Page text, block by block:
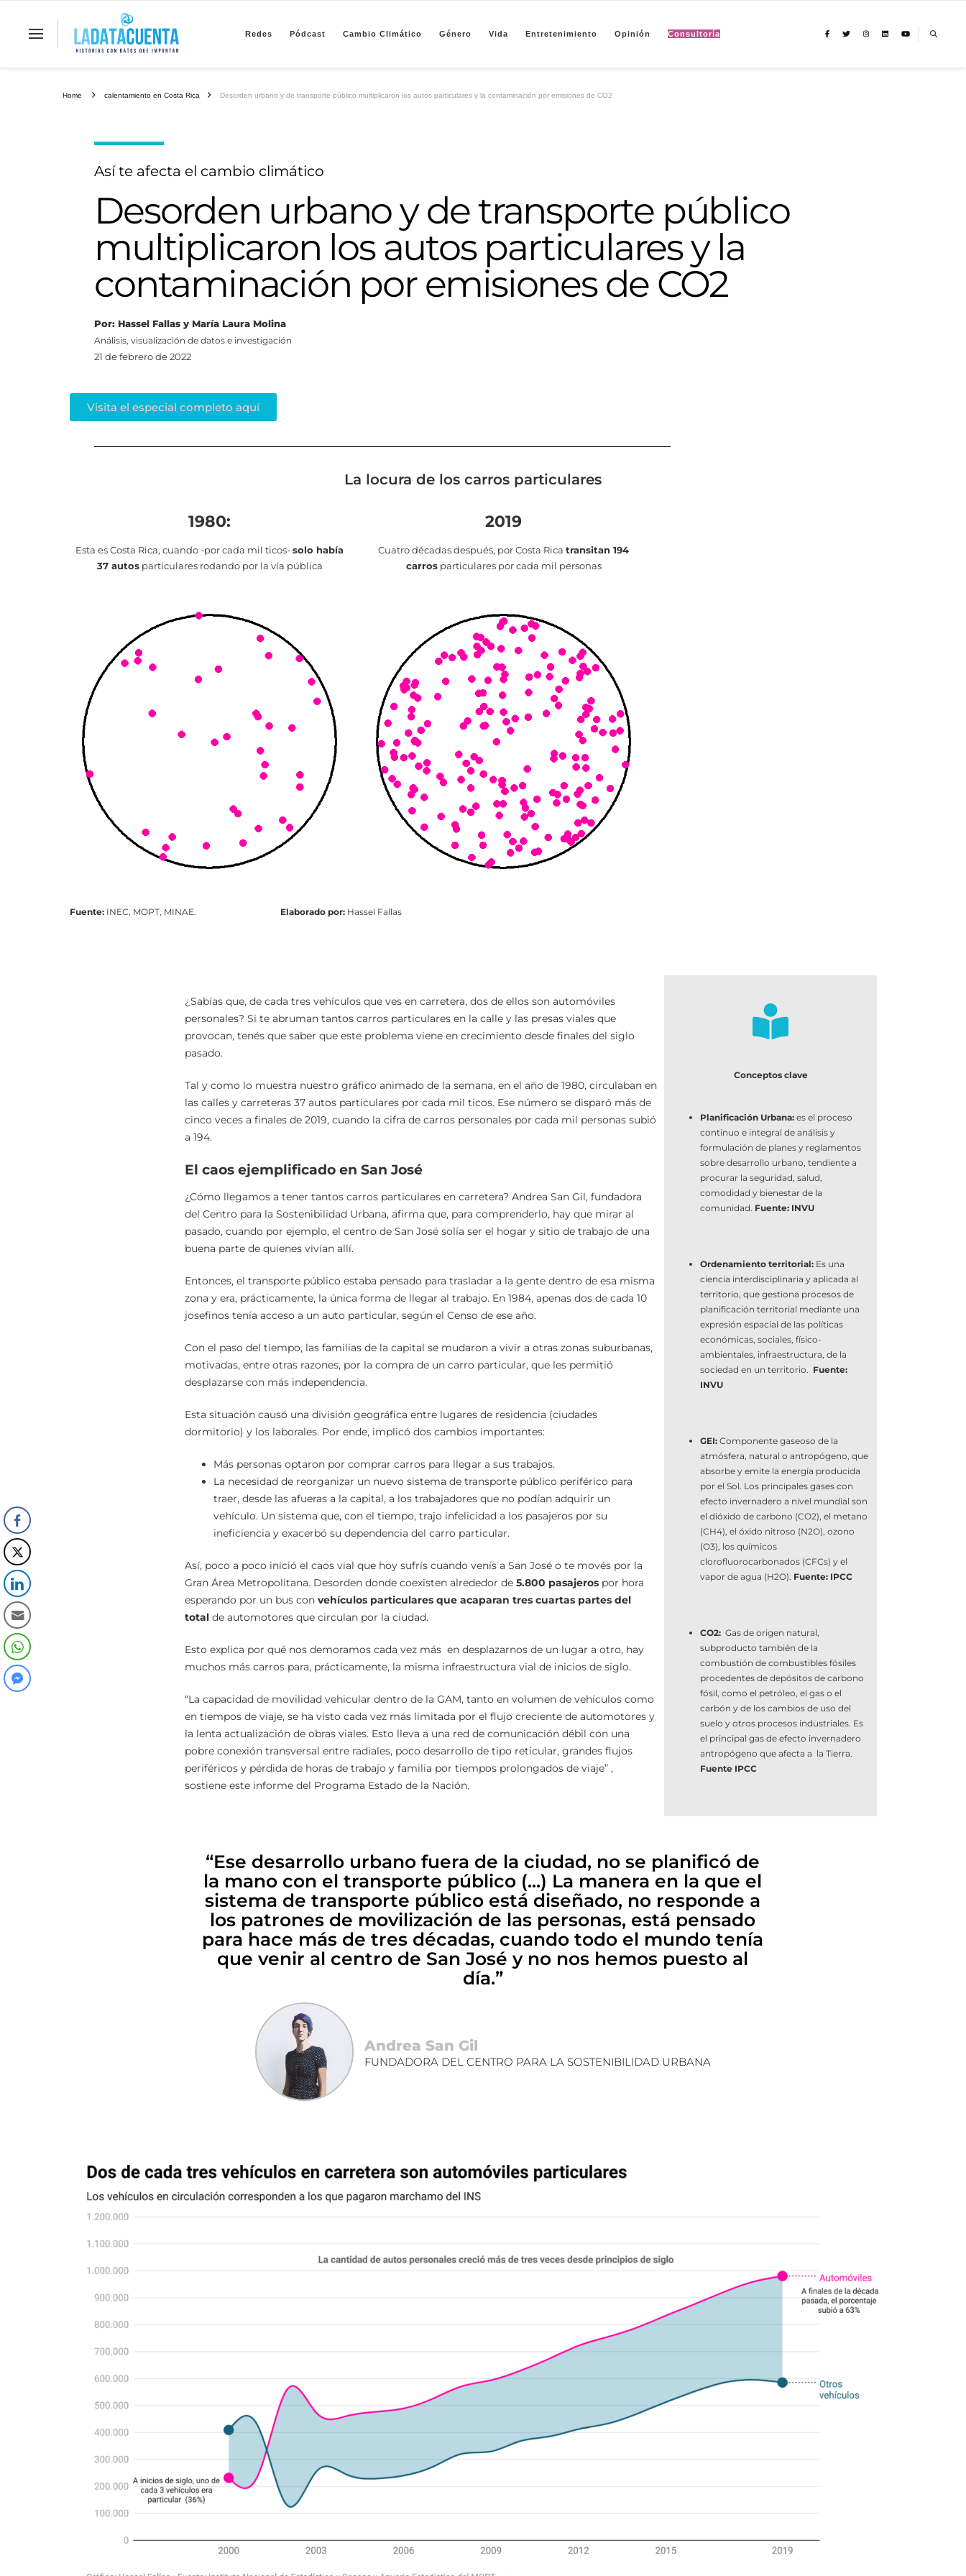
La Data Cuenta es una plataforma independiente de periodismo basado en análisis de datos y visualización de información sobre cambio climático, migración y derechos humanos con perspectiva de género
Redes Pódcast Cambio Climático Género Vida Entretenimiento Opinión Consultoría
Home calentamiento en Costa Rica Desorden urbano y de transporte público multiplicaron los autos particulares y la contaminación por emisiones de CO2
Así te afecta el cambio climático
Desorden urbano y de transporte público
multiplicaron los autos particulares y la
contaminación por emisiones de CO2
Por: Hassel Fallas y María Laura Molina
Análisis, visualización de datos e investigación
21 de febrero de 2022
Visita el especial completo aquí
La locura de los carros particulares
1980:
Esta es Costa Rica, cuando -por cada mil ticos-solo había
37 autosparticulares rodando por la vía pública
2019
Cuatro décadas después, por Costa Rica transitan 194
carrosparticulares por cada mil personas
Fuente: INEC, MOPT, MINAE. Elaborado por: Hassel Fallas
¿Sabías que, de cada tres vehículos que ves en carretera, dos de ellos son automóviles
personales? Si te abruman tantos carros particulares en la calle y las presas viales que
provocan, tenés que saber que este problema viene en crecimiento desde finales del siglo
pasado.
Tal y como lo muestra nuestro gráfico animado de la semana, en el año de 1980, circulaban en
las calles y carreteras 37 autos particulares por cada mil ticos. Ese número se disparó más de
cinco veces a finales de 2019, cuando la cifra de carros personales por cada mil personas subió
a 194.
El caos ejemplificado en San José
¿Cómo llegamos a tener tantos carros particulares en carretera? Andrea San Gil, fundadora
del Centro para la Sostenibilidad Urbana, afirma que, para comprenderlo, hay que mirar al
pasado, cuando por ejemplo, el centro de San José solía ser el hogar y sitio de trabajo de una
buena parte de quienes vivían allí.
Entonces, el transporte público estaba pensado para trasladar a la gente dentro de esa misma
zona y era, prácticamente, la única forma de llegar al trabajo. En 1984, apenas dos de cada 10
josefinos tenía acceso a un auto particular, según el Censo de ese año.
Con el paso del tiempo, las familias de la capital se mudaron a vivir a otras zonas suburbanas,
motivadas, entre otras razones, por la compra de un carro particular, que les permitió
desplazarse con más independencia.
Esta situación causó una división geográfica entre lugares de residencia (ciudades
dormitorio) y los laborales. Por ende, implicó dos cambios importantes:
Más personas optaron por comprar carros para llegar a sus trabajos.
La necesidad de reorganizar un nuevo sistema de transporte público periférico para
traer, desde las afueras a la capital, a los trabajadores que no podían adquirir un
vehículo. Un sistema que, con el tiempo, trajo infelicidad a los pasajeros por su
ineficiencia y exacerbó su dependencia del carro particular.
Así, poco a poco inició el caos vial que hoy sufrís cuando venís a San José o te movés por la
Gran Área Metropolitana. Desorden donde coexisten alrededor de5.800 pasajerospor hora
esperando por un bus con vehículos particulares que acaparan tres cuartas partes del
total de automotores que circulan por la ciudad.
Esto explica por qué nos demoramos cada vez más en desplazarnos de un lugar a otro, hay
muchos más carros para, prácticamente, la misma infraestructura vial de inicios de siglo.
“La capacidad de movilidad vehicular dentro de la GAM, tanto en volumen de vehículos como
en tiempos de viaje, se ha visto cada vez más limitada por el flujo creciente de automotores y
la lenta actualización de obras viales. Esto lleva a una red de comunicación débil con una
pobre conexión transversal entre radiales, poco desarrollo de tipo reticular, grandes flujos
periféricos y pérdida de horas de trabajo y familia por tiempos prolongados de viaje” ,
sostiene este informe del Programa Estado de la Nación.
Conceptos clave
Planificación Urbana: es el proceso
continuo e integral de análisis y
formulación de planes y reglamentos
sobre desarrollo urbano, tendiente a
procurar la seguridad, salud,
comodidad y bienestar de la
comunidad. Fuente: INVU
Ordenamiento territorial: Es una
ciencia interdisciplinaria y aplicada al
territorio, que gestiona procesos de
planificación territorial mediante una
expresión espacial de las políticas
económicas, sociales, físico-
ambientales, infraestructura, de la
sociedad en un territorio. Fuente:
INVU
GEI:Componente gaseoso de la
atmósfera, natural o antropógeno, que
absorbe y emite la energía producida
por el Sol. Los principales gases con
efecto invernadero a nivel mundial son
el dióxido de carbono (CO2), el metano
(CH4), el óxido nitroso (N2O), ozono
(O3), los químicos
clorofluorocarbonados (CFCs) y el
vapor de agua (H2O). Fuente: IPCC
CO2: Gas de origen natural,
subproducto también de la
combustión de combustibles fósiles
procedentes de depósitos de carbono
fósil, como el petróleo, el gas o el
carbón y de los cambios de uso del
suelo y otros procesos industriales. Es
el principal gas de efecto invernadero
antropógeno que afecta a la Tierra.
Fuente IPCC
“Ese desarrollo urbano fuera de la ciudad, no se planificó de
la mano con el transporte público (...) La manera en la que el
sistema de transporte público está diseñado, no responde a
los patrones de movilización de las personas, está pensado
para hace más de tres décadas, cuando todo el mundo tenía
que venir al centro de San José y no nos hemos puesto al
día.”
Andrea San Gil
FUNDADORA DEL CENTRO PARA LA SOSTENIBILIDAD URBANA